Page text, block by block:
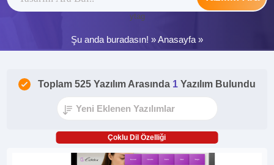
ytag
Şu anda buradasın! »Anasayfa »
Toplam 525 Yazılım Arasında 1 Yazılım Bulundu
Çoklu Dil Özelliği